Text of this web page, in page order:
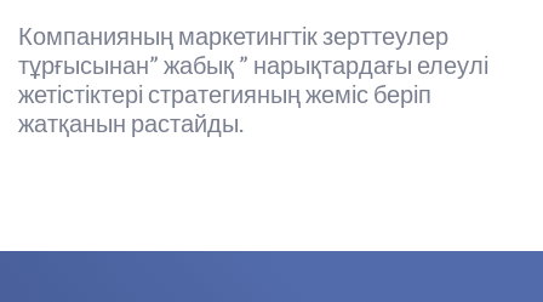
Компанияның маркетингтік зерттеулер
тұрғысынан” жабық ” нарықтардағы елеулі
жетістіктері стратегияның жеміс беріп
жатқанын растайды.